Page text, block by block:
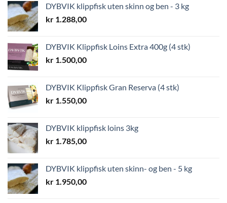
DYBVIK klippfisk uten skinn og ben - 3 kg
kr 1.288,00
DYBVIK Klippfisk Loins Extra 400g (4 stk)
kr 1.500,00
DYBVIK Klippfisk Gran Reserva (4 stk)
kr 1.550,00
DYBVIK klippfisk loins 3kg
kr 1.785,00
DYBVIK klippfisk uten skinn- og ben - 5 kg
kr 1.950,00